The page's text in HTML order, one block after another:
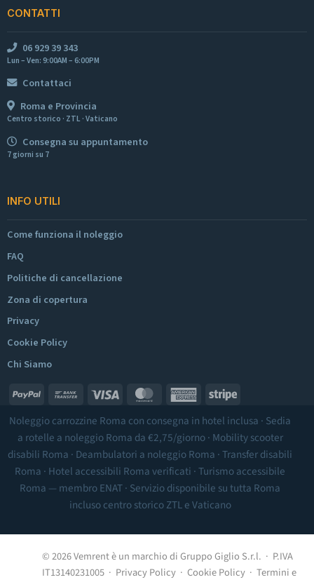
CONTATTI
06 929 39 343
Lun – Ven: 9:00AM – 6:00PM
Contattaci
Roma e Provincia
Centro storico · ZTL · Vaticano
Consegna su appuntamento
7 giorni su 7
INFO UTILI
Come funziona il noleggio
FAQ
Politiche di cancellazione
Zona di copertura
Privacy
Cookie Policy
Chi Siamo
PayPal
Bank
Transfer
Visa MasterCard American
Express
Stripe
Noleggio carrozzine Roma con consegna in hotel inclusa · Sedia
a rotelle a noleggio Roma da €2,75/giorno · Mobility scooter
disabili Roma · Deambulatori a noleggio Roma ·Transfer disabili
Roma · Hotel accessibili Romaverificati ·Turismo accessibile
Roma — membro ENAT · Servizio disponibile su tutta Roma
inclusocentro storico ZTLe Vaticano
© 2026 Vemrent è un marchio di Gruppo Giglio S.r.l. · P.IVA
IT13140231005 · Privacy Policy · Cookie Policy · Termini e